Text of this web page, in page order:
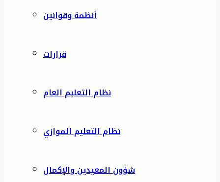
أنظمة وقوانين
قرارات
نظام التعليم العام
نظام التعليم الموازي
شؤون المعيدين والإكمال